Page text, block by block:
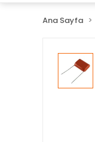
Ana Sayfa